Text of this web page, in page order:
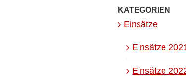
KATEGORIEN
Einsätze
Einsätze
Einsätze